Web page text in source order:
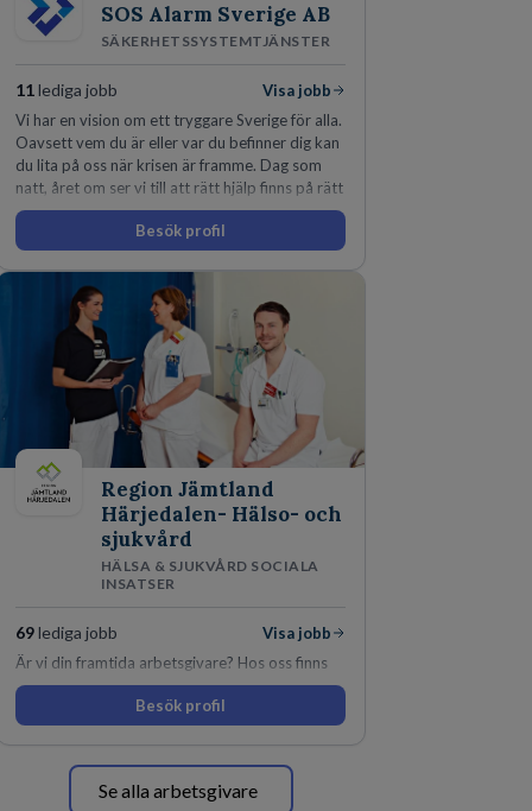
SOS Alarm Sverige AB
SÄKERHETSSYSTEMTJÄNSTER
11lediga jobb
Visa jobb
Vi har en vision om ett tryggare Sverige för alla.
Oavsett vem du är eller var du befinner dig kan
du lita på oss när krisen är framme. Dag som
natt, året om ser vi till att rätt hjälp finns på rätt
plats i rätt tid.
Besök profil
Region Jämtland
Härjedalen- Hälso- och
sjukvård
HÄLSA & SJUKVÅRD SOCIALA
INSATSER
69lediga jobb
Visa jobb
Är vi din framtida arbetsgivare? Hos oss finns
engagemang, vilja och hjärta. Här uppmuntras
du alltid till utveckling! Vårt forskningsklimat är
oförskämt bra. Erfarna och engagerande
snabb takt. Här hittar du en av landets mest
spännande arbetsplatser!
Besök profil
Se alla arbetsgivare